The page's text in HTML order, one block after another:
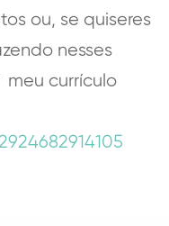
ou, se quiseres
nesses
currículo